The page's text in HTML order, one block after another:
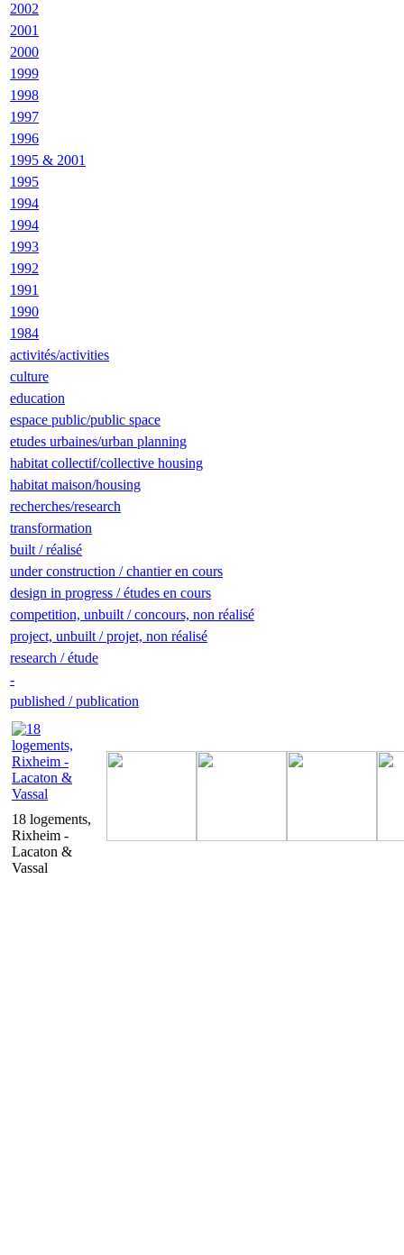
2002
2001
2000
1999
1998
1997
1996
1995 & 2001
1995
1994
1994
1993
1992
1991
1990
1984
activités/activities
culture
education
espace public/public space
etudes urbaines/urban planning
habitat collectif/collective housing
habitat maison/housing
recherches/research
transformation
built / réalisé
under construction / chantier en cours
design in progress / études en cours
competition, unbuilt / concours, non réalisé
project, unbuilt / projet, non réalisé
research / étude
-
published / publication
18 logements,
Rixheim -
Lacaton &
Vassal